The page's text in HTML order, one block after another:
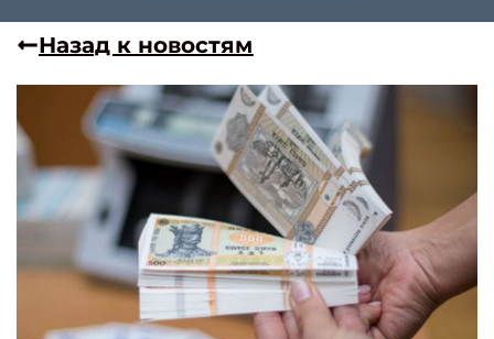
Назад к новостям